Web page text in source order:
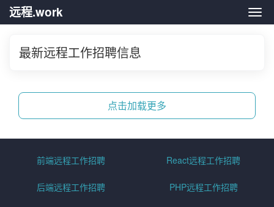
远
远程.work
最新远程工作招聘信息
点击加载更多
前端远程工作招聘 React远程工作招聘
后端远程工作招聘 PHP远程工作招聘